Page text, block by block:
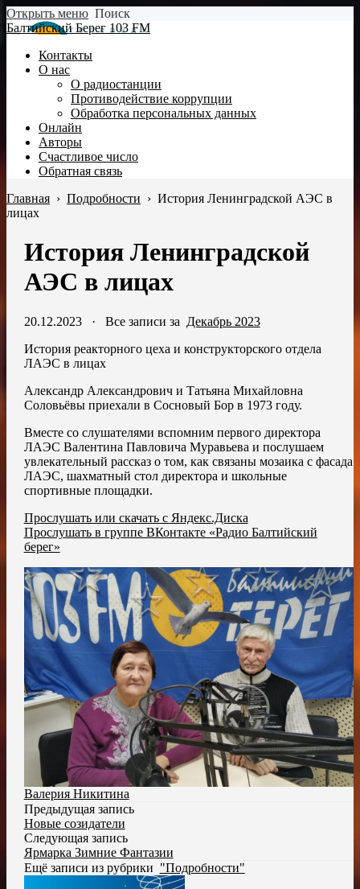
Открыть меню Поиск
Балтийский Берег 103 FM
Контакты
О нас
О радиостанции
Противодействие коррупции
Обработка персональных данных
Онлайн
Авторы
Счастливое число
Обратная связь
Главная › Подробности › История Ленинградской АЭС в
лицах
История Ленинградской
АЭС в лицах
20.12.2023· Все записи за Декабрь 2023
История реакторного цеха и конструкторского отдела
ЛАЭС в лицах
Александр Александрович и Татьяна Михайловна
Соловьёвы приехали в Сосновый Бор в 1973 году.
Вместе со слушателями вспомним первого директора
ЛАЭС Валентина Павловича Муравьева и послушаем
увлекательный рассказ о том, как связаны мозаика с фасада
ЛАЭС, шахматный стол директора и школьные
спортивные площадки.
Прослушать или скачать с Яндекс.Диска
Прослушать в группе ВКонтакте «Радио Балтийский
берег»
Валерия Никитина
Предыдущая запись
Новые созидатели
Следующая запись
Ярмарка Зимние Фантазии
Ещё записи из рубрики "Подробности"